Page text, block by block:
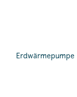
Erdwärmepumpe